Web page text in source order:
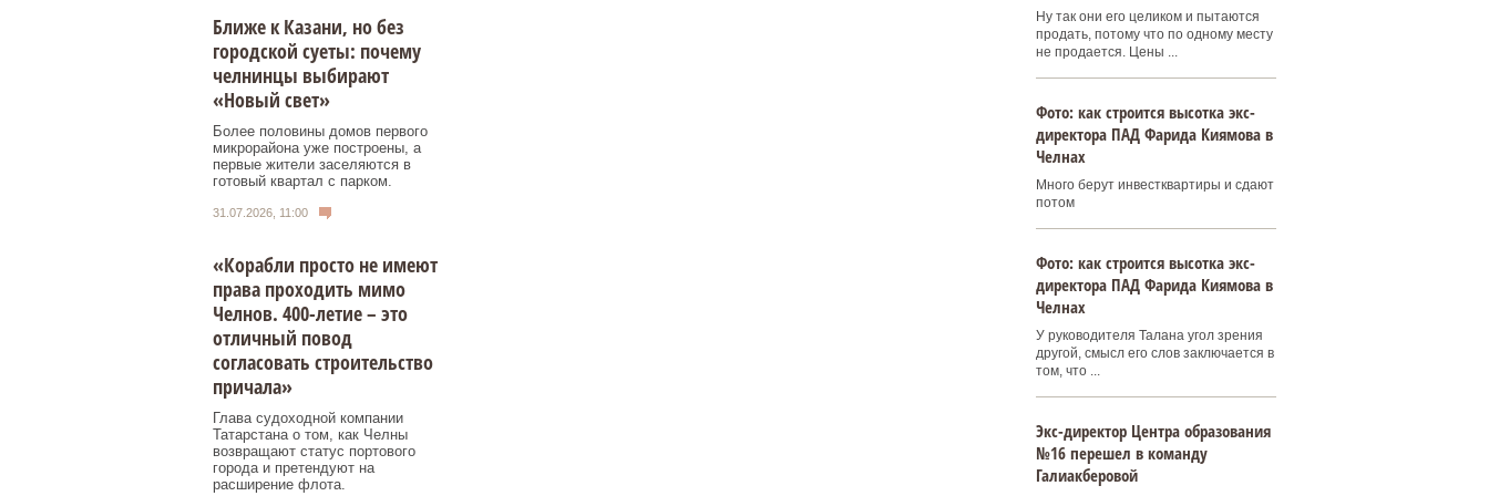
Ближе к Казани, но без
городской суеты: почему
челнинцы выбирают
«Новый свет»
Более половины домов первого
микрорайона уже построены, а
первые жители заселяются в
готовый квартал с парком.
31.07.2026, 11:00
«Корабли просто не имеют
права проходить мимо
Челнов. 400-летие – это
отличный повод
согласовать строительство
причала»
Глава судоходной компании
Татарстана о том, как Челны
возвращают статус портового
города и претендуют на
расширение флота.
Ну так они его целиком и пытаются
продать, потому что по одному месту
не продается. Цены ...
Фото: как строится высотка экс-
директора ПАД Фарида Киямова в
Челнах
Много берут инвестквартиры и сдают
потом
Фото: как строится высотка экс-
директора ПАД Фарида Киямова в
Челнах
У руководителя Талана угол зрения
другой, смысл его слов заключается в
том, что ...
Экс-директор Центра образования
№16 перешел в команду
Галиакберовой